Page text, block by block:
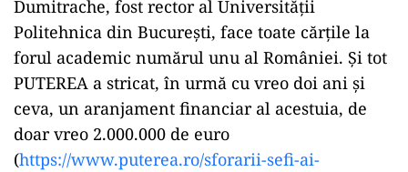
Dumitrache, fost rector al Universității
Politehnica din București, face toate cărțile la
forul academic numărul unu al României. Și tot
PUTEREA a stricat, în urmă cu vreo doi ani și
ceva, un aranjament financiar al acestuia, de
doar vreo 2.000.000 de euro
(https://www.puterea.ro/sforarii-sefi-ai-